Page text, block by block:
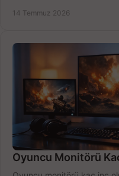
14 Temmuz 2026
Oyuncu Monitörü